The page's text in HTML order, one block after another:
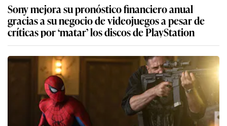
Sony mejora su pronóstico financiero anual
gracias a su negocio de videojuegos a pesar de
críticas por ‘matar’ los discos de PlayStation